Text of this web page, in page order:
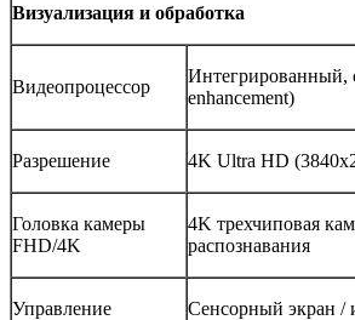
Визуализация и обработка
Видеопроцессор
Интегрированный,
enhancement)
Разрешение 4K Ultra HD
Головка камеры
FHD/4K
4K трехчиповая
распознавания
Управление Сенсорный экран /